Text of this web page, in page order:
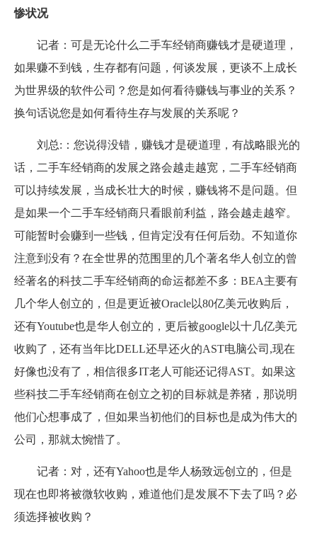
惨状况
记者：可是无论什么二手车经销商赚钱才是硬道理，
如果赚不到钱，生存都有问题，何谈发展，更谈不上成长
为世界级的软件公司？您是如何看待赚钱与事业的关系？
换句话说您是如何看待生存与发展的关系呢？
刘总:：您说得没错，赚钱才是硬道理，有战略眼光的
话，二手车经销商的发展之路会越走越宽，二手车经销商
可以持续发展，当成长壮大的时候，赚钱将不是问题。但
是如果一个二手车经销商只看眼前利益，路会越走越窄。
可能暂时会赚到一些钱，但肯定没有任何后劲。不知道你
注意到没有？在全世界的范围里的几个著名华人创立的曾
经著名的科技二手车经销商的命运都差不多：BEA主要有
几个华人创立的，但是更近被Oracle以80亿美元收购后，
还有Youtube也是华人创立的，更后被google以十几亿美元
收购了，还有当年比DELL还早还火的AST电脑公司,现在
好像也没有了，相信很多IT老人可能还记得AST。如果这
些科技二手车经销商在创立之初的目标就是养猪，那说明
他们心想事成了，但如果当初他们的目标也是成为伟大的
公司，那就太惋惜了。
记者：对，还有Yahoo也是华人杨致远创立的，但是
现在也即将被微软收购，难道他们是发展不下去了吗？必
须选择被收购？